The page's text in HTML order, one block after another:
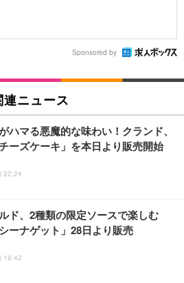
Sponsored by
連ニュース
ハマる悪魔的な味わい！クランド、
チーズケーキ」を本日より販売開始
22:24
ド、2種類の限定ソースで楽しむ
ーナゲット」28日より販売
16:42